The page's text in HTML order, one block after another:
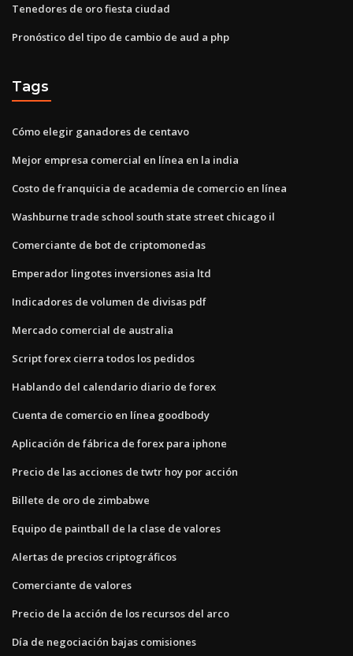
Tenedores de oro fiesta ciudad
Pronóstico del tipo de cambio de aud a php
Tags
Cómo elegir ganadores de centavo
Mejor empresa comercial en línea en la india
Costo de franquicia de academia de comercio en línea
Washburne trade school south state street chicago il
Comerciante de bot de criptomonedas
Emperador lingotes inversiones asia ltd
Indicadores de volumen de divisas pdf
Mercado comercial de australia
Script forex cierra todos los pedidos
Hablando del calendario diario de forex
Cuenta de comercio en línea goodbody
Aplicación de fábrica de forex para iphone
Precio de las acciones de twtr hoy por acción
Billete de oro de zimbabwe
Equipo de paintball de la clase de valores
Alertas de precios criptográficos
Comerciante de valores
Precio de la acción de los recursos del arco
Día de negociación bajas comisiones